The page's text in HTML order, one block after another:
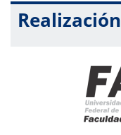
Realización